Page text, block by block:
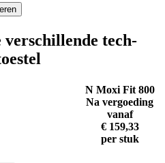
tech-
N Moxi Fit 800
Na vergoeding
vanaf
€ 159,33
per stuk